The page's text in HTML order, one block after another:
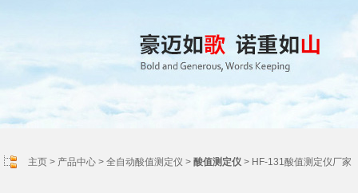
主页 > 产品中心 > 全自动酸值测定仪 > 酸值测定仪 > HF-131酸值测定仪厂家